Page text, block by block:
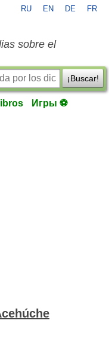
RU EN DE FR
sobre el
¡Buscar!
libros Игры ⚽